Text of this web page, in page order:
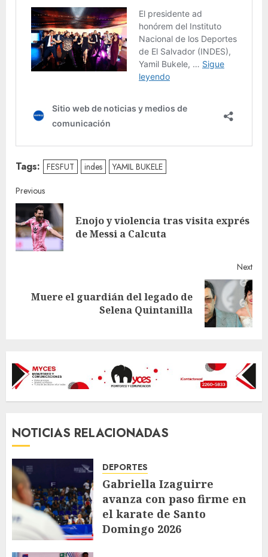
Tags: FESFUT indes YAMIL BUKELE
Continue
Reading
Previous
Enojo y violencia tras visita exprés
de Messi a Calcuta
Next
NextMuere el guardián del legado de
Selena Quintanilla
NOTICIAS RELACIONADAS
DEPORTES
Gabriella Izaguirre
avanza con paso firme en
el karate de Santo
Domingo 2026